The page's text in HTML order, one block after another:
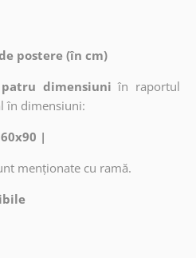
postere (în cm)
dimensiuni în raportul
în dimensiuni:
|
menționate cu ramă.